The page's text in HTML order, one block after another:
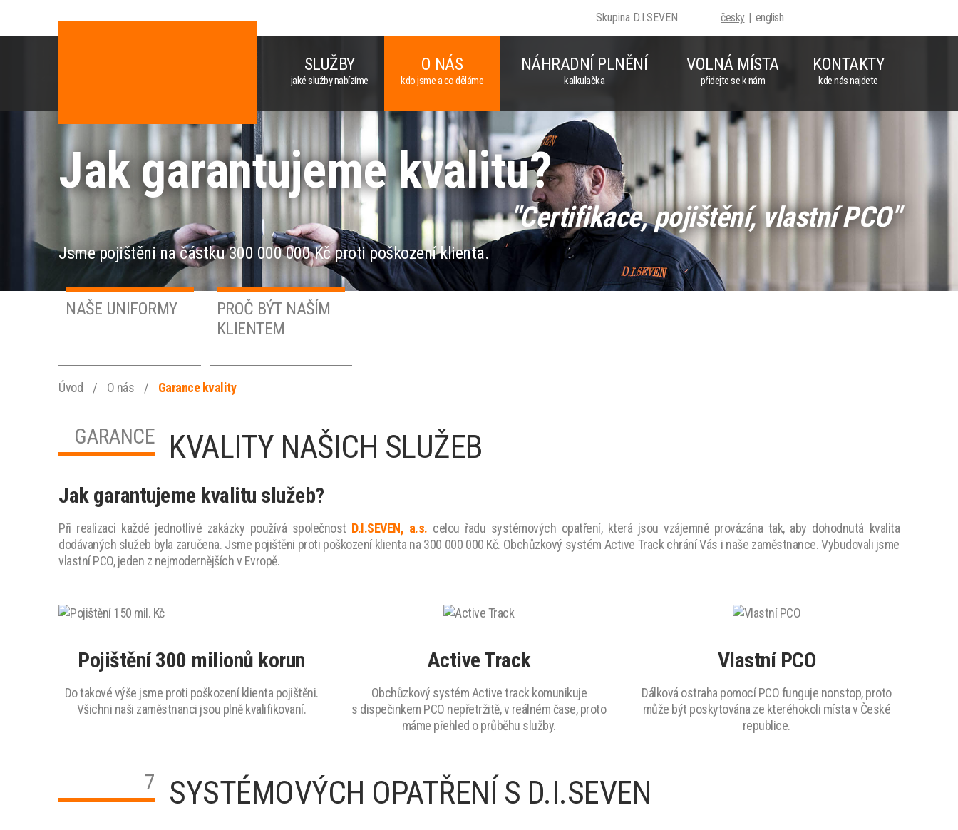
česky english
Skupina D.I.SEVEN
Jak garantujeme kvalitu?
"Certifikace, pojištění, vlastní PCO"
Jsme pojištěni na částku 300 000 000 Kč proti poškození klienta.
SLUŽBY
jaké služby nabízíme
O NÁS
kdo jsme a co děláme
NÁHRADNÍ PLNĚNÍ
kalkulačka
VOLNÁ MÍSTA
přidejte se k nám
KONTAKTY
kde nás najdete
NAŠE UNIFORMY
PROČ BÝT NAŠÍM
KLIENTEM
Úvod / O nás / Garance kvality
GARANCE KVALITY NAŠICH SLUŽEB
Jak garantujeme kvalitu služeb?
Při realizaci každé jednotlivé zakázky používá společnost D.I.SEVEN, a.s. celou řadu systémových opatření, která jsou vzájemně provázána tak, aby dohodnutá kvalita
dodávaných služeb byla zaručena. Jsme pojištěni proti poškození klienta na 300 000 000 Kč. Obchůzkový systém Active Track chrání Vás i naše zaměstnance. Vybudovali jsme
vlastní PCO, jeden z nejmodernějších v Evropě.
Pojištění 300 milionů korun
Do takové výše jsme proti poškození klienta pojištěni.
Všichni naši zaměstnanci jsou plně kvalifikovaní.
Active Track
Obchůzkový systém Active track komunikuje
s dispečinkem PCO nepřetržitě, v reálném čase, proto
máme přehled o průběhu služby.
Vlastní PCO
Dálková ostraha pomocí PCO funguje nonstop, proto
může být poskytována ze kteréhokoli místa v České
republice.
7 SYSTÉMOVÝCH OPATŘENÍ S D.I.SEVEN